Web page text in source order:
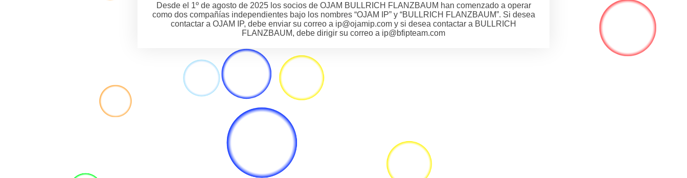
Desde el 1º de agosto de 2025 los socios de OJAM BULLRICH FLANZBAUM han comenzado a operar
como dos compañías independientes bajo los nombres “OJAM IP” y “BULLRICH FLANZBAUM”. Si desea
contactar a OJAM IP, debe enviar su correo a ip@ojamip.com y si desea contactar a BULLRICH
FLANZBAUM, debe dirigir su correo a ip@bfipteam.com